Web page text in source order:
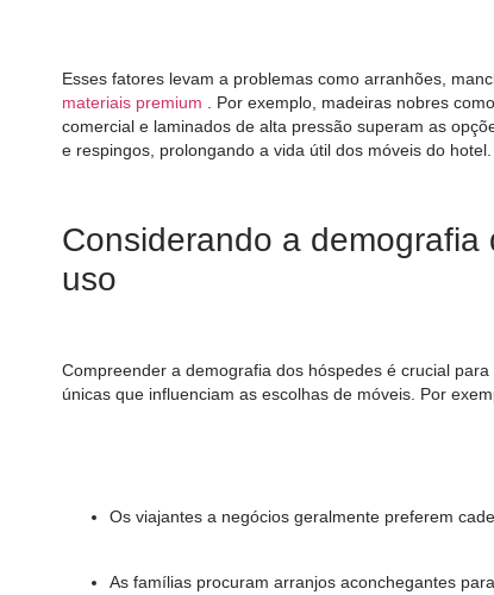
Esses fatores levam a problemas como arranhões,
materiais premium
. Por exemplo, madeiras nobres
comercial e laminados de alta pressão superam as
e respingos, prolongando a vida útil dos móveis do hotel.
Considerando a
uso
Compreender a demografia dos hóspedes é crucial para
únicas que influenciam as escolhas de móveis. Por
Os viajantes a negócios geralmente preferem
As famílias procuram arranjos aconchegantes